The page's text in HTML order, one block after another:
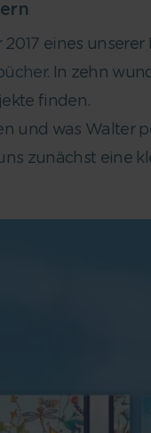
2017 eines
In zehn
finden.
und was Walter
zunächst eine